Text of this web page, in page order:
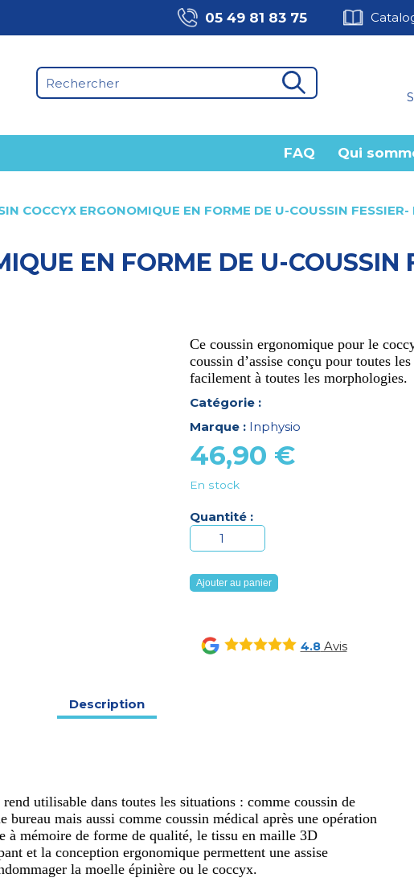
05 49 81 83 75
FAQ Qui
COCCYX ERGONOMIQUE EN FORME DE U-COUSSIN
EN FORME DE U-COUSSIN
Ce coussin ergonomique pour le
coussin d’assise conçu pour toutes
facilement à toutes les morphologies.
Catégorie :
Marque : Inphysio
46,90 €
En stock
Quantité :
quantité
de
COUSSIN
COCCYX
EN
FORME
Ajouter au panier
4.8Avis
Description
utilisable dans toutes les situations : comme coussin de
bureau mais aussi comme coussin médical après une opération
à mémoire de forme de qualité, le tissu en maille 3D
et la conception ergonomique permettent une assise
la moelle épinière ou le coccyx.